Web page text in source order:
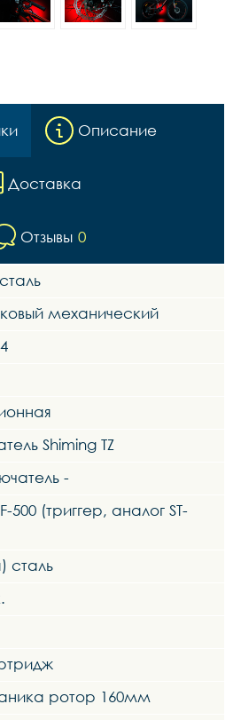
Описание
Доставка
Отзывы 0
механический
Shiming TZ
-
500 (триггер, аналог ST-
сталь
ротор 160мм